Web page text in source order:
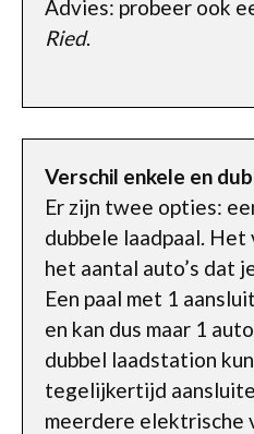
Advies: probeer ook
Ried.
Verschil enkele en
Er zijn twee opties:
dubbele laadpaal. Het
het aantal auto’s dat
Een paal met 1
en kan dus maar 1
dubbel laadstation kun
tegelijkertijd
meerdere elektrische